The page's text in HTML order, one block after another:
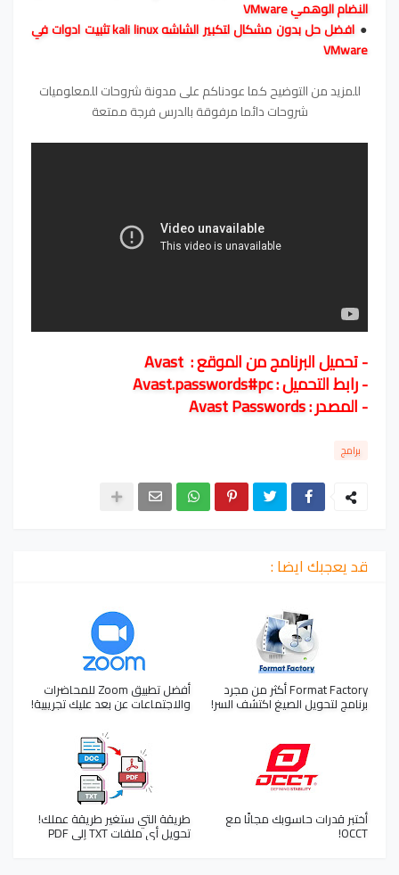
النضام الوهمي VMware
●
افضل حل بدون مشكال لتكبير الشاشه kali linux تثبيت ادوات في
VMware
للمزيد من التوضيح كما عودناكم على مدونة شروحات للمعلوميات
شروحات دائما مرفوقة بالدرس فرجة ممتعة
- تحميل البرنامج من الموقع : Avast
- رابط التحميل :Avast.passwords#pc
- المصدر:
Avast Passwords
برامج
قد يعجبك ايضا :
Format Factory أكثر من مجرد
برنامج لتحويل الصيغ اكتشف السر!
أفضل تطبيق Zoom للمحاضرات
والاجتماعات عن بعد عليك تجريبية!
أختبر قدرات حاسوبك مجانًا مع
OCCT!
طريقة التي ستغير طريقة عملك!
تحويل أي ملفات TXT إلى PDF